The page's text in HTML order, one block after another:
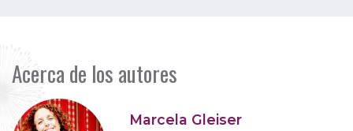
Acerca de los autores
Marcela Gleiser